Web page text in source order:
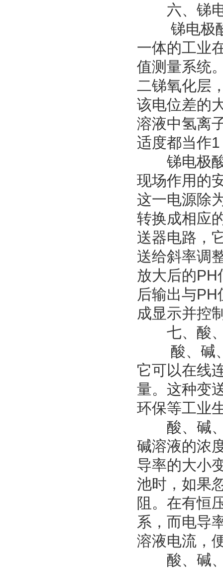
六、锑电
锑电极酸
一体的工业
值测量系统
二锑氧化层
该电位差的
溶液中氢离
适度都当作
锑电极酸
现场作用的
这一电源除
转换成相应
送器电路，
送给斜率调
放大后的PH
后输出与
成显示并控
七、酸、
酸、碱、
它可以在线
量。这种变
环保等工业
酸、碱、
碱溶液的浓
导率的大小
池时，如果
阻。在有恒
系，而电导
溶液电流，
酸、碱、